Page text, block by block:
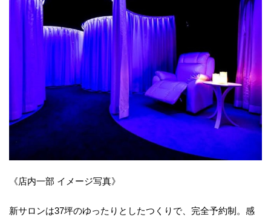
《店内一部 イメージ写真》
新サロンは37坪のゆったりとしたつくりで、完全予約制。感